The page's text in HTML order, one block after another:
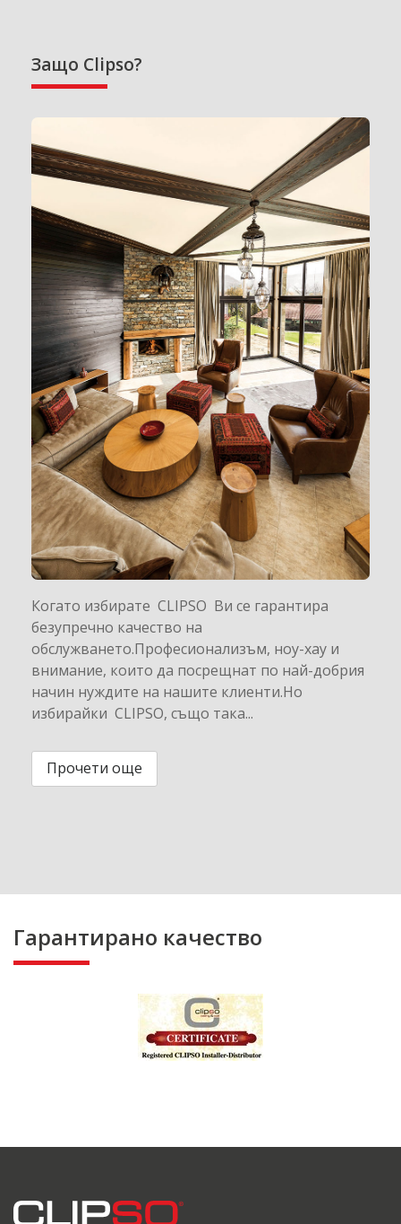
Защо Clipso?
Когато избирате CLIPSO Ви се гарантира
безупречно качество на
обслужването.Професионализъм, ноу-хау и
внимание, които да посрещнат по най-добрия
начин нуждите на нашите клиенти.Но
избирайки CLIPSO, също така...
Прочети още
Гарантирано качество